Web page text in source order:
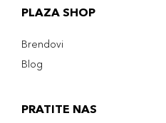
PLAZA SHOP
Brendovi
Blog
PRATITE NAS